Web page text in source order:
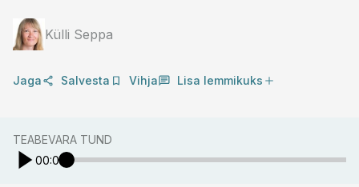
Külli Seppa
Jaga Salvesta Vihja Lisa lemmikuks
TEABEVARA TUND
00:00